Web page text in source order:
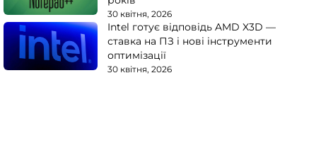
30 квітня, 2026
Intel готує відповідь AMD X3D —
ставка на ПЗ і нові інструменти
оптимізації
30 квітня, 2026